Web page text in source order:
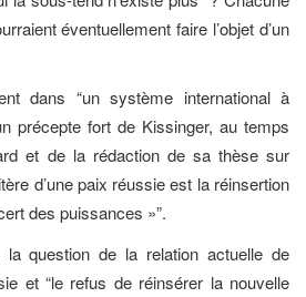
éventuellement faire l’objet d’un
dans “un système international à
précepte fort de Kissinger, au temps
et de la rédaction de sa thèse sur
d’une paix réussie est la réinsertion
des puissances »”.
question de la relation actuelle de
et “le refus de réinsérer la nouvelle